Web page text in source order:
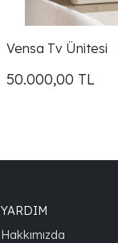
Vensa Tv Ünitesi
50.000,00 TL
YARDIM
Hakkımızda